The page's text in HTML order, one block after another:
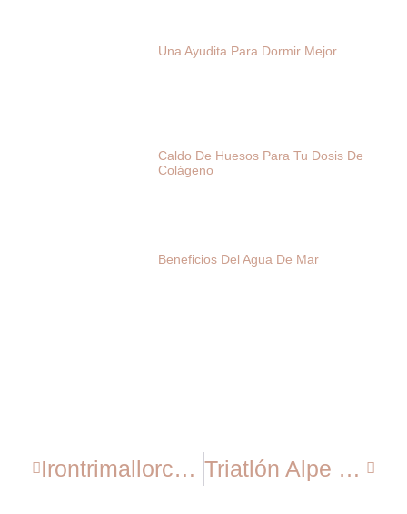
Una Ayudita Para Dormir Mejor
Caldo De Huesos Para Tu Dosis De
Colágeno
Beneficios Del Agua De Mar
Irontrimallorca103 2012 Triatlón Alpe D’Huez